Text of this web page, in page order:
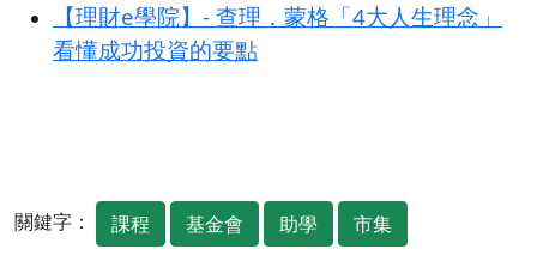
【理財e學院】- 查理．蒙格「4大人生理念」
看懂成功投資的要點
關鍵字： 課程 基金會 助學 市集